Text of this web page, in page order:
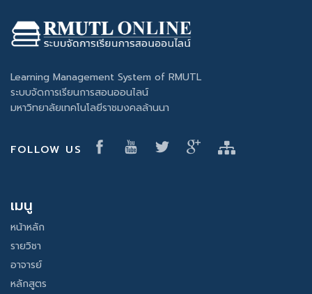
Learning Management System of RMUTL
ระบบจัดการเรียนการสอนออนไลน์
มหาวิทยาลัยเทคโนโลยีราชมงคลล้านนา
FOLLOW US
เมนู
หน้าหลัก
รายวิชา
อาจารย์
หลักสูตร